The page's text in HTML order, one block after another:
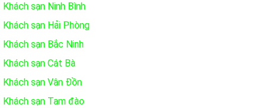
Khách sạn Ninh Bình
Khách sạn Hải Phòng
Khách sạn Bắc Ninh
Khách sạn Cát Bà
Khách sạn Vân Đồn
Khách sạn Tam đào